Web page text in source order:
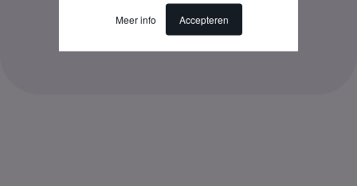
Meer info Accepteren